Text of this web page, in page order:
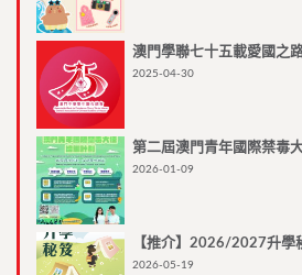
澳門學聯七十五載愛國之
2025-04-30
第二屆澳門青年國際禁毒
2026-01-09
【推介】2026/2027升學
2026-05-19